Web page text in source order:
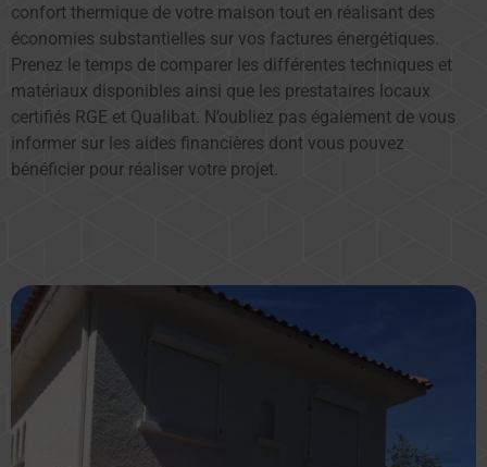
confort thermique de votre maison tout en réalisant des
économies substantielles sur vos factures énergétiques.
Prenez le temps de comparer les différentes techniques et
matériaux disponibles ainsi que les prestataires locaux
certifiés RGE et Qualibat. N’oubliez pas également de vous
informer sur les aides financières dont vous pouvez
bénéficier pour réaliser votre projet.